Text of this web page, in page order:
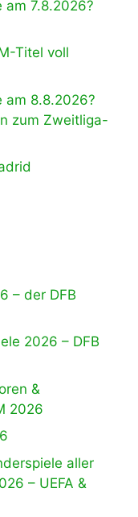
am 7.8.2026?
Titel voll
am 8.8.2026?
zum Zweitliga-
– der DFB
2026 – DFB
&
2026
aller
– UEFA &